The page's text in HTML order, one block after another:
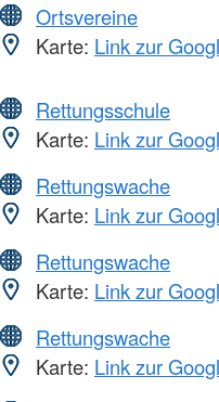
Ortsvereine
Karte: Link zur
Rettungsschule
Karte: Link zur
Rettungswache
Karte: Link zur
Rettungswache
Karte: Link zur
Rettungswache
Karte: Link zur